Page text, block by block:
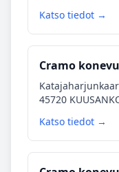
Katso tiedot →
Cramo
45720
Katso tiedot →